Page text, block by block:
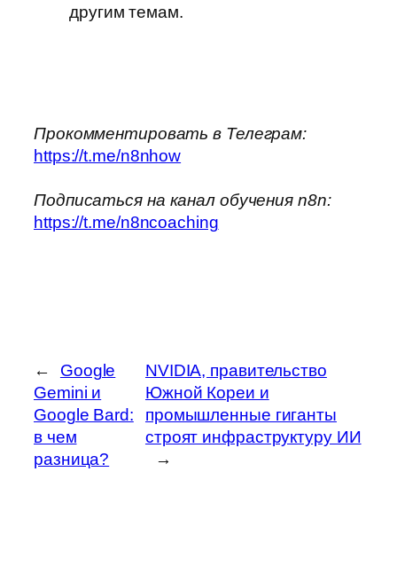
другим темам.
Прокомментировать в Телеграм:
https://t.me/n8nhow
Подписаться на канал обучения n8n:
https://t.me/n8ncoaching
←
Google
Gemini и
Google Bard:
в чем
разница?
NVIDIA, правительство
Южной Кореи и
промышленные гиганты
строят инфраструктуру ИИ
→